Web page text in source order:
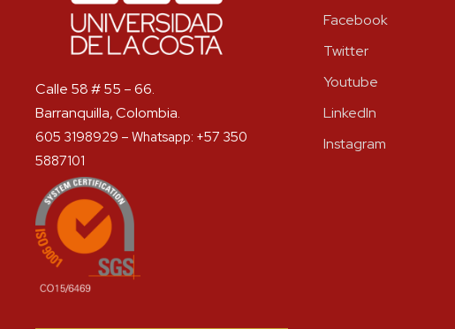
Calle 58 # 55 – 66.
Barranquilla, Colombia.
605 3198929 – Whatsapp: +57 350
5887101
Facebook
Twitter
Youtube
LinkedIn
Instagram